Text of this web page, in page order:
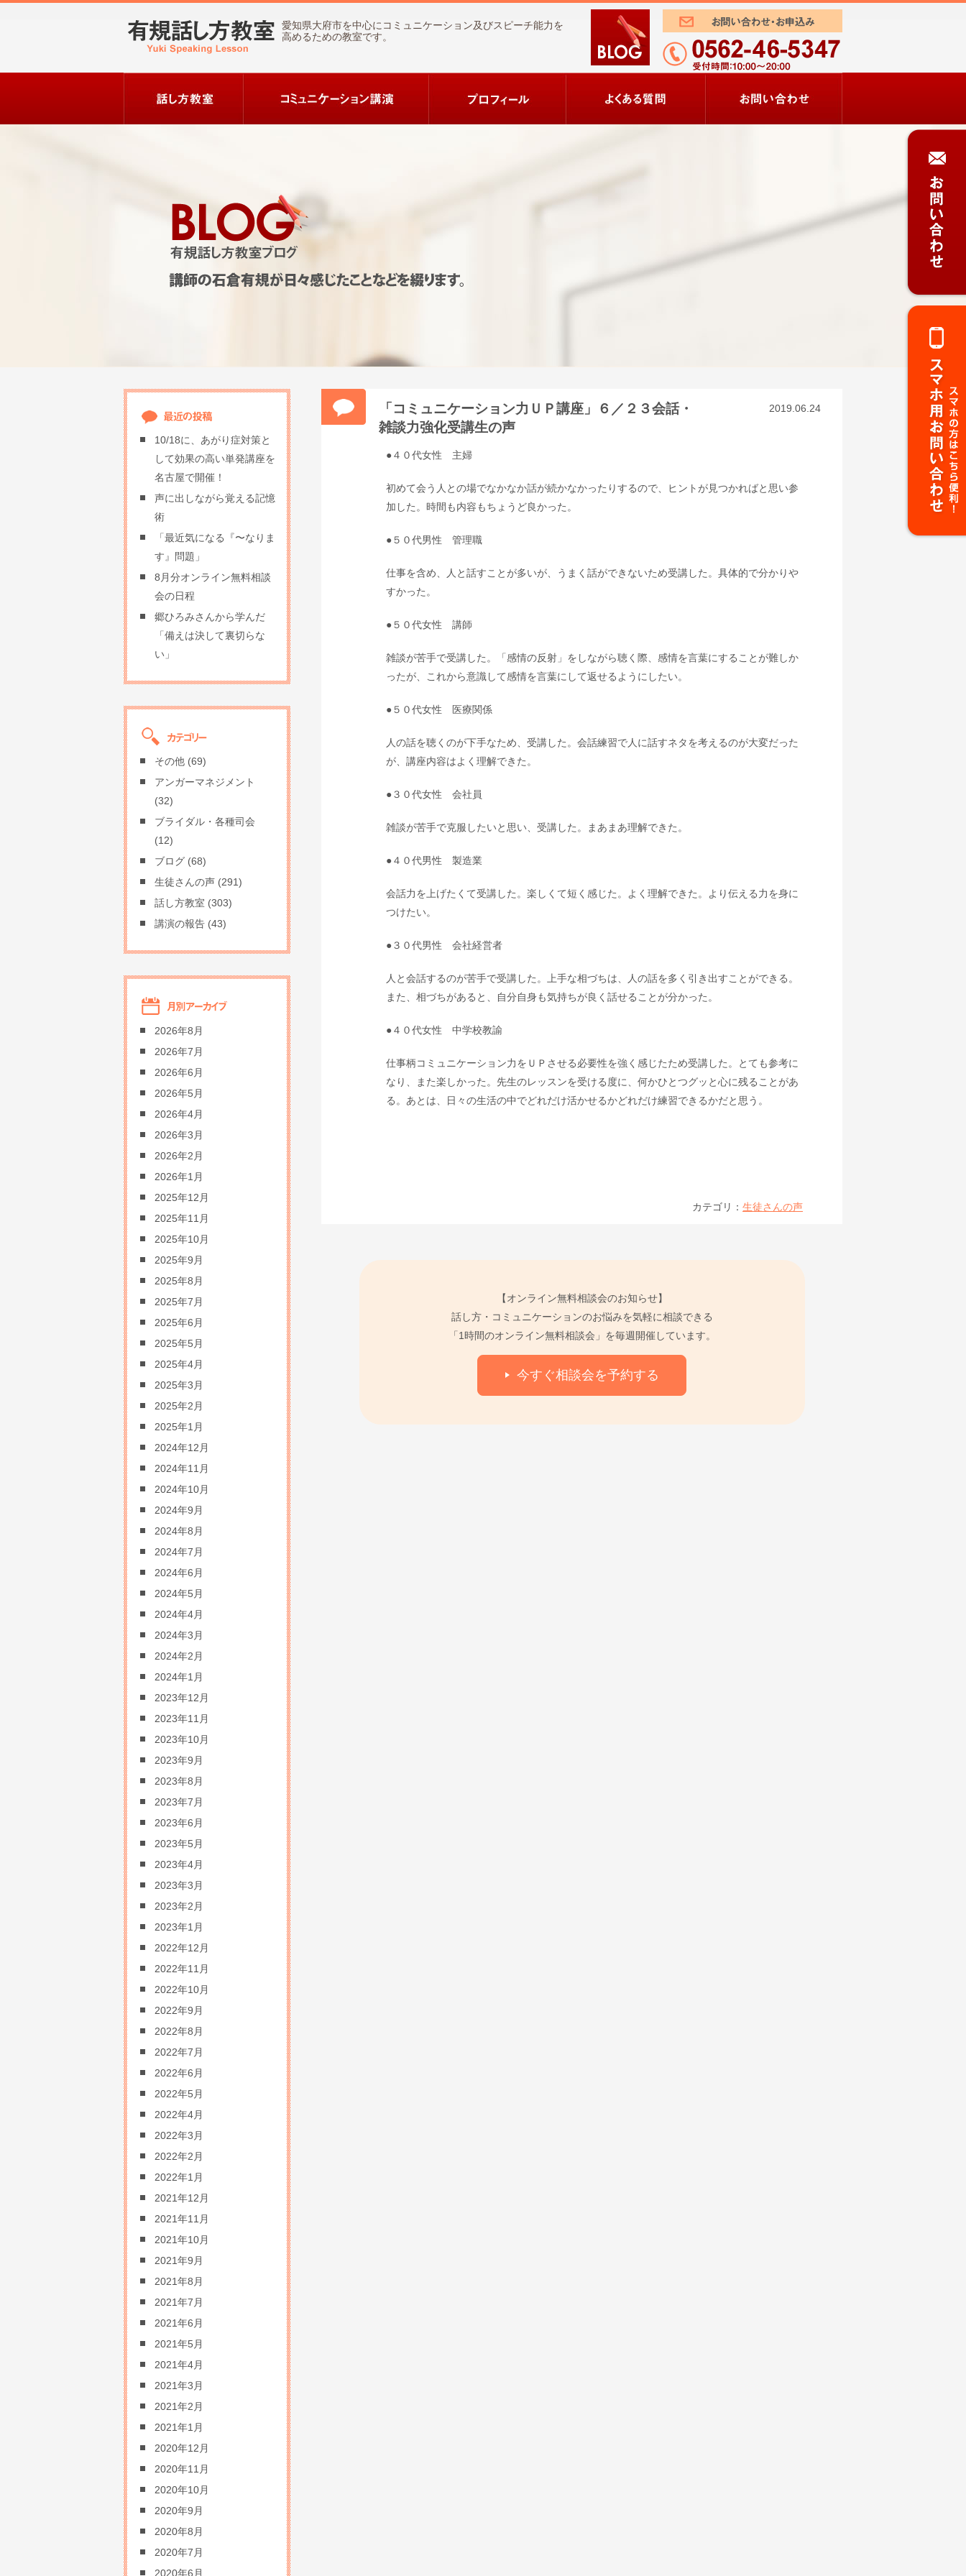
愛知県大府市を中心にコミュニケーション及びスピーチ能力を
高めるための教室です。
「コミュニケーション力ＵＰ講座」６／２３会話・
雑談力強化受講生の声
2019.06.24
●４０代女性 主婦
初めて会う人との場でなかなか話が続かなかったりするので、ヒントが見つかればと思い参
加した。時間も内容もちょうど良かった。
●５０代男性 管理職
仕事を含め、人と話すことが多いが、うまく話ができないため受講した。具体的で分かりや
すかった。
●５０代女性 講師
雑談が苦手で受講した。「感情の反射」をしながら聴く際、感情を言葉にすることが難しか
ったが、これから意識して感情を言葉にして返せるようにしたい。
●５０代女性 医療関係
人の話を聴くのが下手なため、受講した。会話練習で人に話すネタを考えるのが大変だった
が、講座内容はよく理解できた。
●３０代女性 会社員
雑談が苦手で克服したいと思い、受講した。まあまあ理解できた。
●４０代男性 製造業
会話力を上げたくて受講した。楽しくて短く感じた。よく理解できた。より伝える力を身に
つけたい。
●３０代男性 会社経営者
人と会話するのが苦手で受講した。上手な相づちは、人の話を多く引き出すことができる。
また、相づちがあると、自分自身も気持ちが良く話せることが分かった。
●４０代女性 中学校教諭
仕事柄コミュニケーション力をＵＰさせる必要性を強く感じたため受講した。とても参考に
なり、また楽しかった。先生のレッスンを受ける度に、何かひとつグッと心に残ることがあ
る。あとは、日々の生活の中でどれだけ活かせるかどれだけ練習できるかだと思う。
カテゴリ： 生徒さんの声
【オンライン無料相談会のお知らせ】
話し方・コミュニケーションのお悩みを気軽に相談できる
「1時間のオンライン無料相談会」を毎週開催しています。
今すぐ相談会を予約する
10/18に、あがり症対策と
して効果の高い単発講座を
名古屋で開催！
声に出しながら覚える記憶
術
「最近気になる『〜なりま
す』問題」
8月分オンライン無料相談
会の日程
郷ひろみさんから学んだ
「備えは決して裏切らな
い」
その他 (69)
アンガーマネジメント
(32)
ブライダル・各種司会
(12)
ブログ (68)
生徒さんの声 (291)
話し方教室 (303)
講演の報告 (43)
2026年8月
2026年7月
2026年6月
2026年5月
2026年4月
2026年3月
2026年2月
2026年1月
2025年12月
2025年11月
2025年10月
2025年9月
2025年8月
2025年7月
2025年6月
2025年5月
2025年4月
2025年3月
2025年2月
2025年1月
2024年12月
2024年11月
2024年10月
2024年9月
2024年8月
2024年7月
2024年6月
2024年5月
2024年4月
2024年3月
2024年2月
2024年1月
2023年12月
2023年11月
2023年10月
2023年9月
2023年8月
2023年7月
2023年6月
2023年5月
2023年4月
2023年3月
2023年2月
2023年1月
2022年12月
2022年11月
2022年10月
2022年9月
2022年8月
2022年7月
2022年6月
2022年5月
2022年4月
2022年3月
2022年2月
2022年1月
2021年12月
2021年11月
2021年10月
2021年9月
2021年8月
2021年7月
2021年6月
2021年5月
2021年4月
2021年3月
2021年2月
2021年1月
2020年12月
2020年11月
2020年10月
2020年9月
2020年8月
2020年7月
2020年6月